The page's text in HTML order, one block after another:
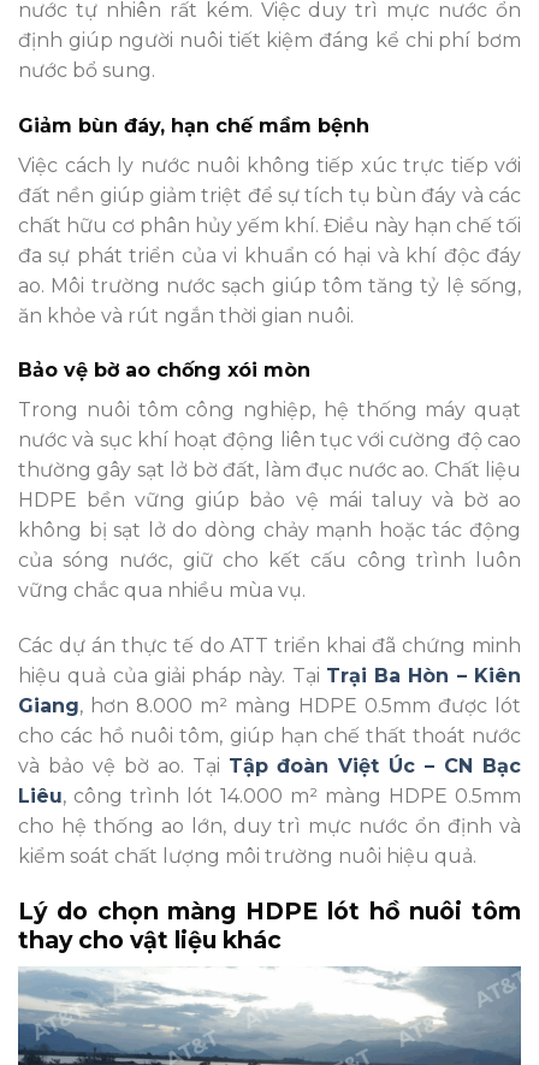
nước tự nhiên rất kém. Việc duy trì mực nước ổn
định giúp người nuôi tiết kiệm đáng kể chi phí bơm
nước bổ sung.
Giảm bùn đáy, hạn chế mầm bệnh
Việc cách ly nước nuôi không tiếp xúc trực tiếp với
đất nền giúp giảm triệt để sự tích tụ bùn đáy và các
chất hữu cơ phân hủy yếm khí. Điều này hạn chế tối
đa sự phát triển của vi khuẩn có hại và khí độc đáy
ao. Môi trường nước sạch giúp tôm tăng tỷ lệ sống,
ăn khỏe và rút ngắn thời gian nuôi.
Bảo vệ bờ ao chống xói mòn
Trong nuôi tôm công nghiệp, hệ thống máy quạt
nước và sục khí hoạt động liên tục với cường độ cao
thường gây sạt lở bờ đất, làm đục nước ao. Chất liệu
HDPE bền vững giúp bảo vệ mái taluy và bờ ao
không bị sạt lở do dòng chảy mạnh hoặc tác động
của sóng nước, giữ cho kết cấu công trình luôn
vững chắc qua nhiều mùa vụ.
Các dự án thực tế do ATT triển khai đã chứng minh
hiệu quả của giải pháp này. Tại Trại Ba Hòn – Kiên
Giang, hơn 8.000 m² màng HDPE 0.5mm được lót
cho các hồ nuôi tôm, giúp hạn chế thất thoát nước
và bảo vệ bờ ao. Tại Tập đoàn Việt Úc – CN Bạc
Liêu, công trình lót 14.000 m² màng HDPE 0.5mm
cho hệ thống ao lớn, duy trì mực nước ổn định và
kiểm soát chất lượng môi trường nuôi hiệu quả.
Lý do chọn màng HDPE lót hồ nuôi tôm
thay cho vật liệu khác